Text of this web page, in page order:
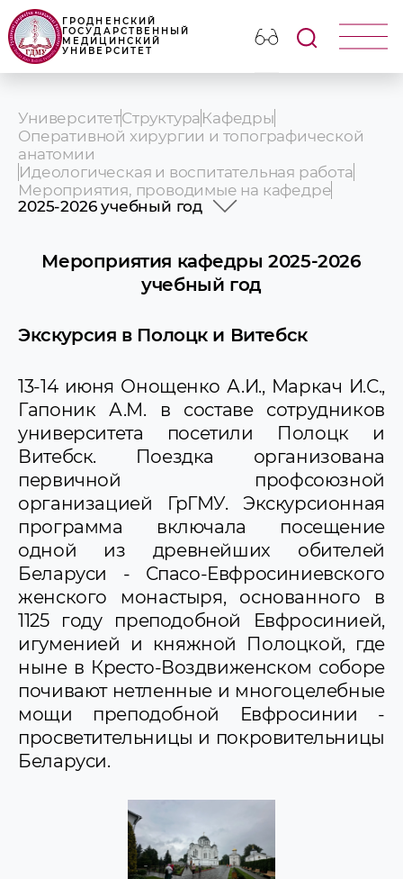
ГРОДНЕНСКИЙ
ГОСУДАРСТВЕННЫЙ
МЕДИЦИНСКИЙ
УНИВЕРСИТЕТ
УниверситетСтруктура Кафедры
Оперативной хирургии и топографической
анатомии
Идеологическая и воспитательная работа
Мероприятия, проводимые на кафедре
2025-2026 учебный год
2024-2025 учебный год
2023-2024 учебный год
2022-2023 учебный год
К 75-летию Хатынской трагедии
Антитабачная акция
Мероприятия кафедры 2025-2026
учебный год
Экскурсия в Полоцк и Витебск
13-14 июня Онощенко А.И., Маркач И.С.,
Гапоник А.М. в составе сотрудников
университета посетили Полоцк и
Витебск. Поездка организована
первичной профсоюзной
организацией ГрГМУ. Экскурсионная
программа включала посещение
одной из древнейших обителей
Беларуси - Спасо-Евфросиниевского
женского монастыря, основанного в
1125 году преподобной Евфросинией,
игуменией и княжной Полоцкой, где
ныне в Кресто-Воздвиженском соборе
почивают нетленные и многоцелебные
мощи преподобной Евфросинии -
просветительницы и покровительницы
Беларуси.